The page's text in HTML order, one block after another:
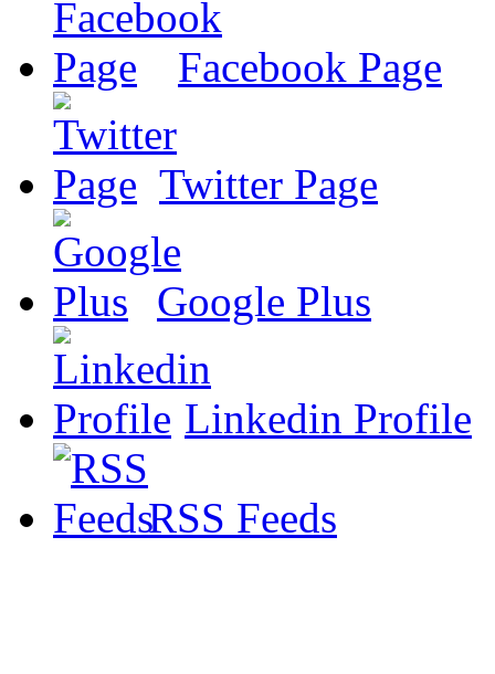
Facebook Page
Twitter Page
Google Plus
Linkedin Profile
RSS Feeds